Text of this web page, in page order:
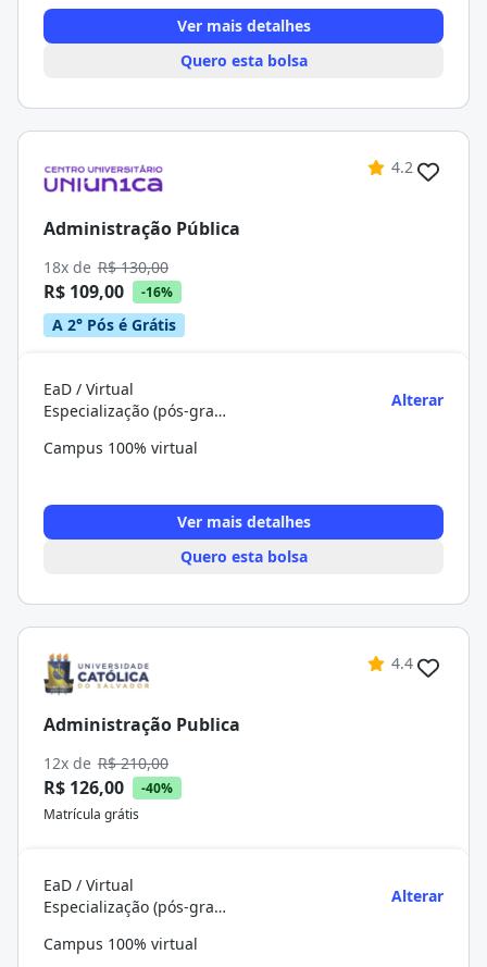
Ver mais detalhes
Quero esta bolsa
4.2
Administração Pública
18x de R$ 130,00
R$ 109,00 -16%
A 2° Pós é Grátis
EaD / Virtual
Especialização (pós-graduação)
Alterar
Campus 100% virtual
Ver mais detalhes
Quero esta bolsa
4.4
Administração Publica
12x de R$ 210,00
R$ 126,00
-40%
Matrícula grátis
EaD / Virtual
Especialização (pós-graduação)
Alterar
Campus 100% virtual